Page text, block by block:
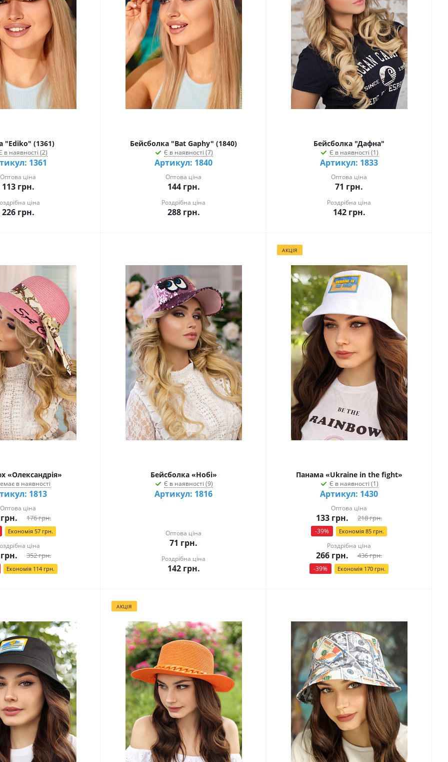
"Ediko" (1361)
в наявності (2)
1361
Оптова ціна
113грн.
ціна
226грн.
Бейсболка "Bat Gaphy" (1840)
Є в наявності (7)
Артикул: 1840
Оптова ціна
144грн.
Роздрібна ціна
288грн.
Бейсболка "Дафна"
Є в наявності (1)
Артикул: 1833
Оптова ціна
71 грн.
Роздрібна ціна
142грн.
«Олександрія»
в наявності
1813
Оптова ціна
грн. 176грн.
Економія 57грн.
ціна
грн. 352грн.
Економія 114грн.
Бейсболка «Нобі»
Є в наявності (9)
Артикул: 1816
Оптова ціна
71 грн.
Роздрібна ціна
142грн.
АКЦІЯ
Панама «Ukraine in the fight»
Є в наявності (1)
Артикул: 1430
Оптова ціна
133 грн. 218грн.
-39% Економія 85грн.
Роздрібна ціна
266 грн. 436грн.
-39% Економія 170грн.
АКЦІЯ